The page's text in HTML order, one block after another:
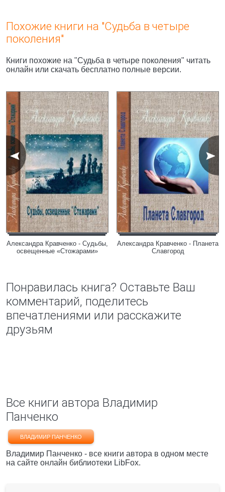
Похожие книги на "Судьба в четыре
поколения"
Книги похожие на "Судьба в четыре поколения" читать
онлайн или скачать бесплатно полные версии.
Александра Кравченко - Судьбы,
освещенные «Стожарами»
Александра Кравченко - Планета
Славгород
Понравилась книга? Оставьте Ваш
комментарий, поделитесь
впечатлениями или расскажите
друзьям
Все книги автора Владимир
Панченко
ВЛАДИМИР ПАНЧЕНКО
Владимир Панченко - все книги автора в одном месте
на сайте онлайн библиотеки LibFox.